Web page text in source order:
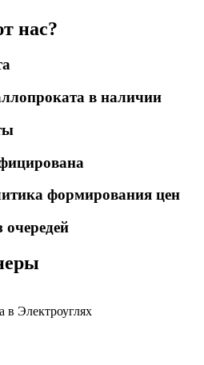
нас?
в наличии
формирования цен
очередей
в Электроуглях